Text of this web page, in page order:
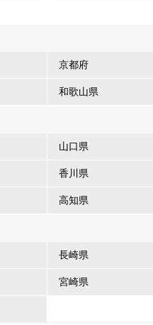
京都府
和歌山県
山口県
香川県
高知県
長崎県
宮崎県